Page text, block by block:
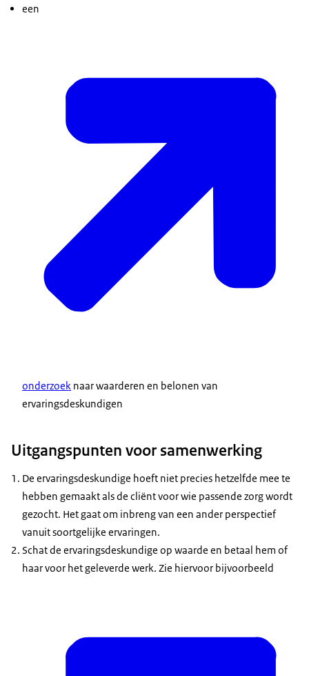
een
onderzoek naar waarderen en belonen van
ervaringsdeskundigen
Uitgangspunten voor samenwerking
De ervaringsdeskundige hoeft niet precies hetzelfde mee te
hebben gemaakt als de cliënt voor wie passende zorg wordt
gezocht. Het gaat om inbreng van een ander perspectief
vanuit soortgelijke ervaringen.
Schat de ervaringsdeskundige op waarde en betaal hem of
haar voor het geleverde werk. Zie hiervoor bijvoorbeeld